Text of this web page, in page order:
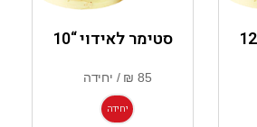
סטימר לאידוי “10
יחידה